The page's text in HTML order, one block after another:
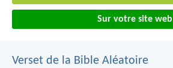
Sur votre site web
Verset de la Bible Aléatoire